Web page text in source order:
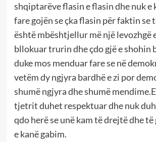
shqiptarëve flasin e flasin dhe nuk
fare gojën se çka flasin për faktin se
është mbështjellur më një levozhgë
bllokuar trurin dhe çdo gjë e shohin
duke mos menduar fare se në
vetëm dy ngjyra bardhë e zi por
shumë ngjyra dhe shumë
tjetrit duhet respektuar dhe nuk
qdo herë se unë kam të drejtë dhe
e kanë gabim.